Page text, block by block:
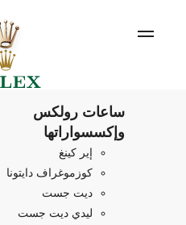
ساعات رولكس
وإكسسواراتها
إير كينغ
كوزموغراف دايتونا
ديت جست
ليدي ديت جست